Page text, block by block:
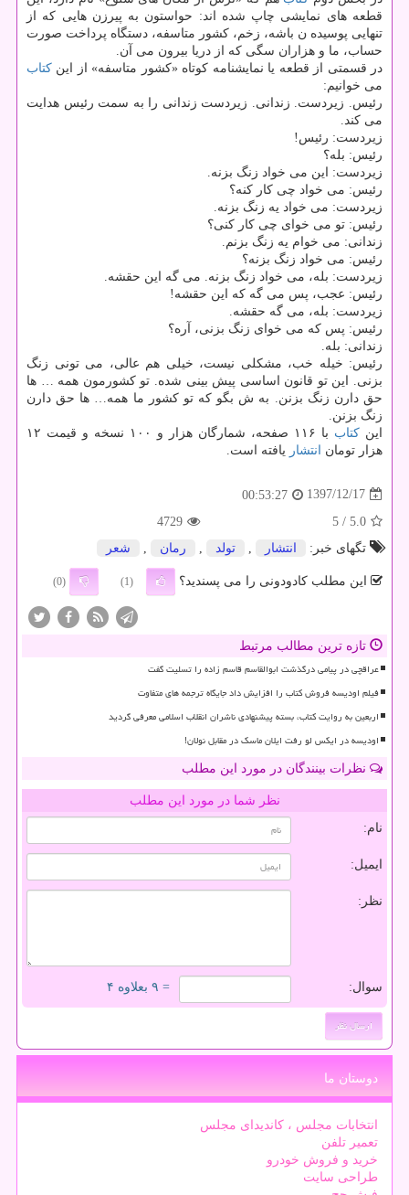
قطعه های نمایشی چاپ شده اند: حواستون به پیرزن هایی كه از
تنهایی پوسیده ن باشه، زخم، كشور متاسفه، دستگاه پرداخت صورت
حساب، ما و هزاران سگی كه از دریا بیرون می آن.
در قسمتی از قطعه یا نمایشنامه كوتاه «كشور متاسفه» از این كتاب
می خوانیم:
رئیس. زیردست. زندانی. زیردست زندانی را به سمت رئیس هدایت
می كند.
زیردست: رئیس!
رئیس: بله؟
زیردست: این می خواد زنگ بزنه.
رئیس: می خواد چی كار كنه؟
زیردست: می خواد یه زنگ بزنه.
رئیس: تو می خوای چی كار كنی؟
زندانی: می خوام یه زنگ بزنم.
رئیس: می خواد زنگ بزنه؟
زیردست: بله، می خواد زنگ بزنه. می گه این حقشه.
رئیس: عجب، پس می گه كه این حقشه!
زیردست: بله، می گه حقشه.
رئیس: پس كه می خوای زنگ بزنی، آره؟
زندانی: بله.
رئیس: خیله خب، مشكلی نیست، خیلی هم عالی، می تونی زنگ
بزنی. این تو قانون اساسی پیش بینی شده. تو كشورمون همه … ها
حق دارن زنگ بزنن. به ش بگو كه تو كشور ما همه… ها حق دارن
زنگ بزنن.
این كتاب
با ۱۱۶ صفحه، شمارگان هزار و ۱۰۰ نسخه و قیمت ۱۲
هزار تومان انتشار یافته است.
1397/12/17
00:53:27
5.0
/ 5
4729
تگهای خبر:
انتشار تولد رمان شعر
این مطلب کادودونی را می پسندید؟ (1)
(0)
تازه ترین مطالب مرتبط
عراقچی در پیامی درگذشت ابوالقاسم قاسم زاده را تسلیت گفت
فیلم اودیسه فروش کتاب را افزایش داد جایگاه ترجمه های متفاوت
اربعین به روایت کتاب، بسته پیشنهادی ناشران انقلاب اسلامی معرفی گردید
اودیسه در ایکس لو رفت ایلان ماسک در مقابل نولان!
نظرات بینندگان در مورد این مطلب
نظر شما در مورد این مطلب
نام:
ایمیل:
نظر:
سوال: = ۹ بعلاوه ۴
دوستان ما
انتخابات مجلس ، کاندیدای مجلس
تعمیر تلفن
خرید و فروش خودرو
طراحی سایت